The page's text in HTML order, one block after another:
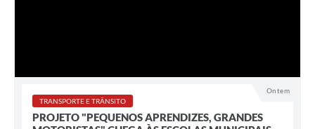
Ontem
TRANSPORTE E TRÂNSITO
PROJETO "PEQUENOS APRENDIZES, GRANDES